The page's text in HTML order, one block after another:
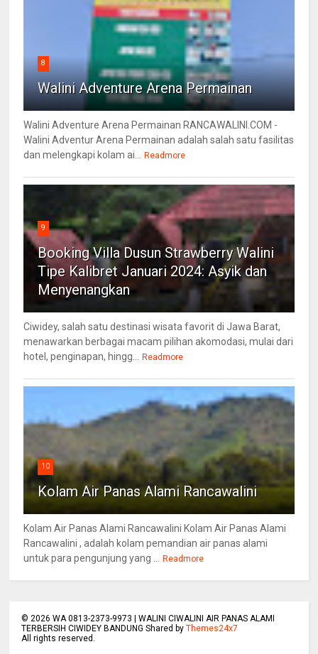
8
Walini Adventure Arena Permainan
Walini Adventure Arena Permainan RANCAWALINI.COM -
Walini Adventur Arena Permainan adalah salah satu fasilitas
dan melengkapi kolam ai...
Readmore
9
Booking Villa Dusun Strawberry Walini
Tipe Kalibret Januari 2024: Asyik dan
Menyenangkan
Ciwidey, salah satu destinasi wisata favorit di Jawa Barat,
menawarkan berbagai macam pilihan akomodasi, mulai dari
hotel, penginapan, hingg...
Readmore
10
Kolam Air Panas Alami Rancawalini
Kolam Air Panas Alami Rancawalini Kolam Air Panas Alami
Rancawalini , adalah kolam pemandian air panas alami
untuk para pengunjung yang ...
Readmore
© 2026 WA 0813-2373-9973 | WALINI CIWALINI AIR PANAS ALAMI
TERBERSIH CIWIDEY BANDUNG Shared byThemes24x7
All rights reserved.